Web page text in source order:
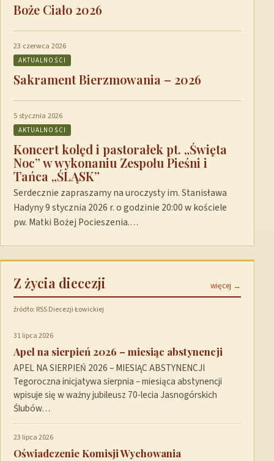
Boże Ciało 2026
23 czerwca 2026
AKTUALNOŚCI
Sakrament Bierzmowania – 2026
5 stycznia 2026
AKTUALNOŚCI
Koncert kolęd i pastorałek pt. „Święta
Noc” w wykonaniu Zespołu Pieśni i
Tańca „ŚLĄSK”
Serdecznie zapraszamy na uroczysty im. Stanisława
Hadyny 9 stycznia 2026 r. o godzinie 20:00 w kościele
pw. Matki Bożej Pocieszenia.…
Z życia diecezji więcej →
źródło: RSS Diecezji Łowickiej
31 lipca 2026
Apel na sierpień 2026 – miesiąc abstynencji
APEL NA SIERPIEŃ 2026 – MIESIĄC ABSTYNENCJI
Tegoroczna inicjatywa sierpnia – miesiąca abstynencji
wpisuje się w ważny jubileusz 70-lecia Jasnogórskich
Ślubów…
23 lipca 2026
Oświadczenie Komisji Wychowania